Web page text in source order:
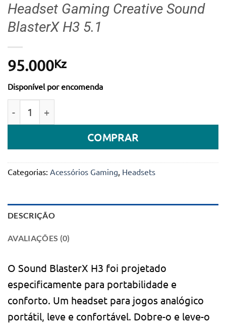
Headset Gaming Creative Sound
BlasterX H3 5.1
95.000Kz
Disponível por encomenda
COMPRAR
Categorias: Acessórios Gaming, Headsets
DESCRIÇÃO
AVALIAÇÕES (0)
O Sound BlasterX H3 foi projetado
especificamente para portabilidade e
conforto. Um headset para jogos analógico
portátil, leve e confortável. Dobre-o e leve-o